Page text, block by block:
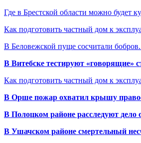
Где в Брестской области можно будет
Как подготовить частный дом к
В Беловежской пуще сосчитали
В Витебске тестируют «говорящие»
Как подготовить частный дом к
В Орше пожар охватил крышу
В Полоцком районе расследуют дело
В Ушачском районе смертельный